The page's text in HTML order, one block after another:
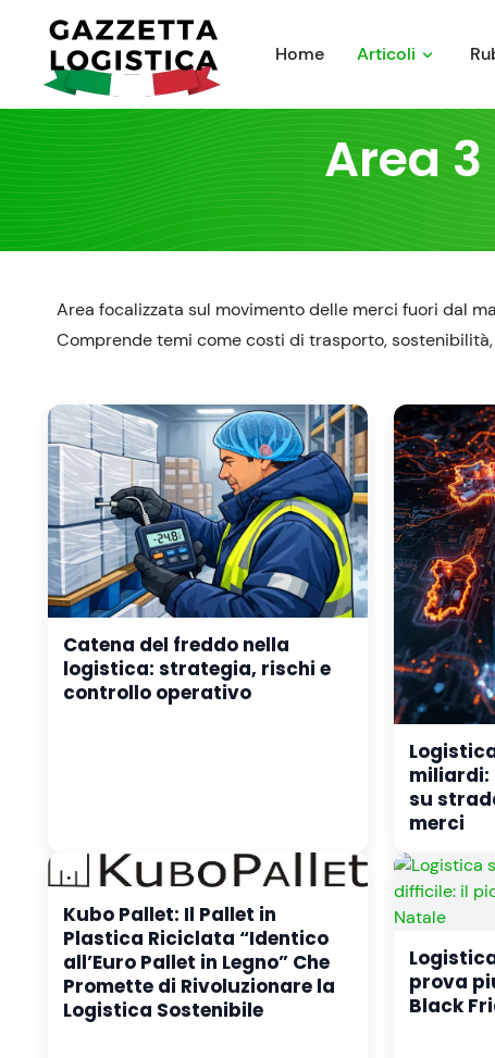
content
Home Articoli
Area
Area focalizzata sul movimento delle merci fuori dal
Comprende temi come costi di trasporto,
Catena del freddo nella
logistica: strategia, rischi e
controllo operativo
miliardi:
su
merci
Kubo Pallet: Il Pallet in
Plastica Riciclata “Identico
all’Euro Pallet in Legno” Che
Promette di Rivoluzionare la
Logistica Sostenibile
prova
Black